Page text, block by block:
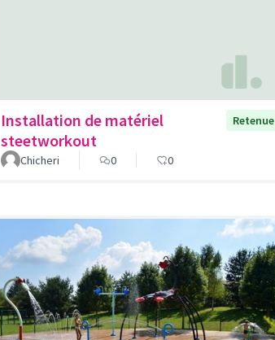
Installation de matériel
steetworkout
Retenue
Chicheri 0 0